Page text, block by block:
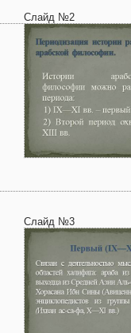
Слайд №2
Слайд №3